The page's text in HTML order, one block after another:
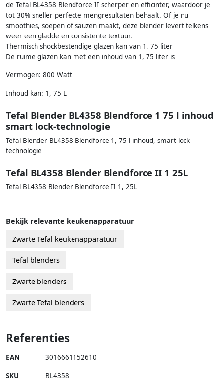
de Tefal BL4358 Blendforce II scherper en efficinter, waardoor je
tot 30% sneller perfecte mengresultaten behaalt. Of je nu
smoothies, soepen of sauzen maakt, deze blender levert telkens
weer een gladde en consistente textuur.
Thermisch shockbestendige glazen kan van 1, 75 liter
De ruime glazen kan met een inhoud van 1, 75 liter is
Vermogen: 800 Watt
Inhoud kan: 1, 75 L
Tefal Blender BL4358 Blendforce 1 75 l inhoud
smart lock-technologie
Tefal Blender BL4358 Blendforce 1, 75 l inhoud, smart lock-
technologie
Tefal BL4358 Blender Blendforce II 1 25L
Tefal BL4358 Blender Blendforce II 1, 25L
Bekijk relevante keukenapparatuur
Zwarte Tefal keukenapparatuur
Tefal blenders
Zwarte blenders
Zwarte Tefal blenders
Referenties
EAN 3016661152610
SKU BL4358